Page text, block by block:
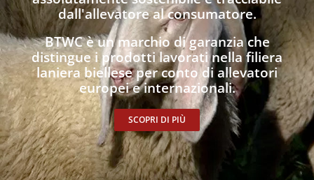
dall'allevatore al consumatore.
BTWC è un marchio di garanzia che
distingue i prodotti lavorati nella filiera
laniera biellese per conto di allevatori
europei e internazionali.
SCOPRI DI PIÙ